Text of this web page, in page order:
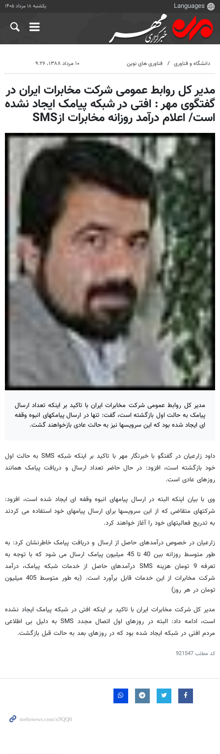
یکشنبه ۱۸ مرداد ۱۴۰۵
دانشگاه و فناوری فناوری های نوین ۱۰ مرداد ۱۳۸۸، ۹:۲۶
مدیر کل روابط عمومی شرکت مخابرات ایران در
گفتگوی مهر : افتی در شبکه پیامک ایجاد نشده
است/ اعلام درآمد روزانه مخابرات ازSMS
مدیر کل روابط عمومی شرکت مخابرات ایران با تاکید بر اینکه تعداد ارسال
پیامک به حالت اول بازگشته است، گفت: تنها در ارسال پیامکهای انبوه وقفه
ای ایجاد شده بود که این سرویسها نیز به حالت عادی بازخواهند گشت.
داود زارعیان در گفتگو با خبرنگار مهر با تاکید بر اینکه شبکه SMS به حالت اول
خود بازگشته است، افزود: در حال حاضر تعداد ارسال و دریافت پیامک همانند
روزهای عادی است.
وی با بیان اینکه البته در ارسال پیامهای انبوه وقفه ای ایجاد شده است، افزود:
شرکتهای متقاضی که از این سرویسها برای ارسال پیامهای خود استفاده می کردند
به تدریج فعالیتهای خود را آغاز خواهند کرد.
زارعیان در خصوص درآمدهای حاصل از ارسال و دریافت پیامک خاطرنشان کرد: به
طور متوسط روزانه بین 40 تا 45 میلیون پیامک ارسال می شود که با توجه به
تعرفه 9 تومان هزینه SMS درآمدهای حاصل از خدمات شبکه پیامک، درآمد
شرکت مخابرات از این خدمات قابل برآورد است. (به طور متوسط 405 میلیون
تومان در هر روز)
مدیر کل شرکت مخابرات ایران با تاکید بر اینکه افتی در شبکه پیامک ایجاد نشده
است، ادامه داد: البته در روزهای اول اتصال مجدد SMS به دلیل بی اطلاعی
مردم افتی در شبکه ایجاد شده بود که در روزهای بعد به حالت قبل بازگشت.
کد مطلب921547